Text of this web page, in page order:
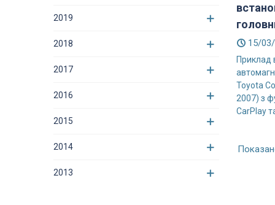
2019
2018
2017
2016
2015
2014
2013
15/
Приклад
Toyota
2007) з
CarPlay